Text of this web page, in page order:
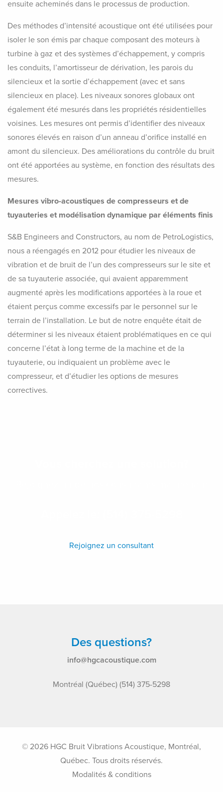
ensuite acheminés dans le processus de production.
Des méthodes d’intensité acoustique ont été utilisées pour
isoler le son émis par chaque composant des moteurs à
turbine à gaz et des systèmes d’échappement, y compris
les conduits, l’amortisseur de dérivation, les parois du
silencieux et la sortie d’échappement (avec et sans
silencieux en place). Les niveaux sonores globaux ont
également été mesurés dans les propriétés résidentielles
voisines. Les mesures ont permis d’identifier des niveaux
sonores élevés en raison d’un anneau d’orifice installé en
amont du silencieux. Des améliorations du contrôle du bruit
ont été apportées au système, en fonction des résultats des
mesures.
Mesures vibro-acoustiques de compresseurs et de
tuyauteries et modélisation dynamique par éléments finis
S&B Engineers and Constructors, au nom de PetroLogistics,
nous a réengagés en 2012 pour étudier les niveaux de
vibration et de bruit de l’un des compresseurs sur le site et
de sa tuyauterie associée, qui avaient apparemment
augmenté après les modifications apportées à la roue et
étaient perçus comme excessifs par le personnel sur le
terrain de l’installation. Le but de notre enquête était de
déterminer si les niveaux étaient problématiques en ce qui
concerne l’état à long terme de la machine et de la
tuyauterie, ou indiquaient un problème avec le
compresseur, et d’étudier les options de mesures
correctives.
Rejoignez un consultant
Des questions?
info@hgcacoustique.com
Montréal (Québec) (514) 375-5298
© 2026 HGC Bruit Vibrations Acoustique, Montréal,
Québec. Tous droits réservés.
Modalités & conditions